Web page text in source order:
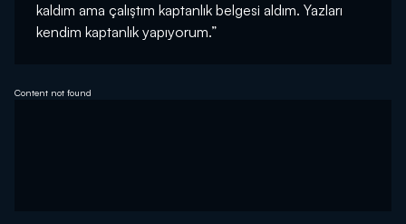
kaldım ama çalıştım kaptanlık belgesi aldım. Yazları
kendim kaptanlık yapıyorum.”
Content not found